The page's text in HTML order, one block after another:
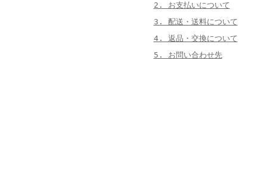
2. お支払いについて
3. 配送・送料について
4. 返品・交換について
5. お問い合わせ先